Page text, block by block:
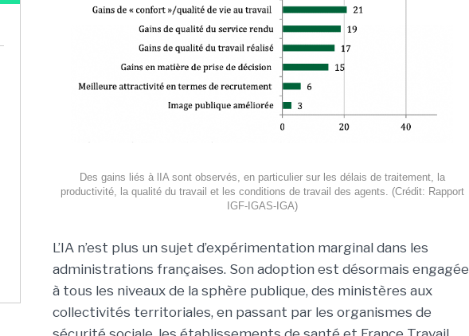
Des gains liés à lIA sont observés, en particulier sur les délais de traitement, la
productivité, la qualité du travail et les conditions de travail des agents. (Crédit: Rapport
IGF-IGAS-IGA)
L’IA n’est plus un sujet d’expérimentation marginal dans les
administrations françaises. Son adoption est désormais engagée
à tous les niveaux de la sphère publique, des ministères aux
collectivités territoriales, en passant par les organismes de